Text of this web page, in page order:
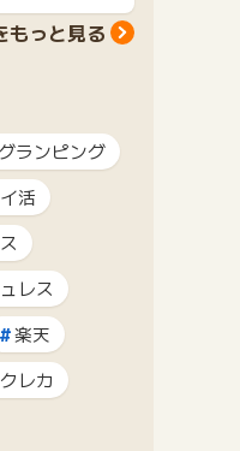
もっと見る
グランピング
活
レス
楽天
クレカ